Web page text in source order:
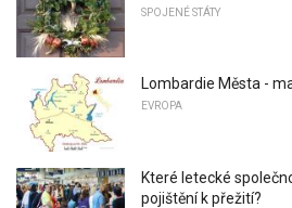
SPOJENÉ STÁTY
Lombardie Města -
EVROPA
Které letecké
pojištění k přežití?